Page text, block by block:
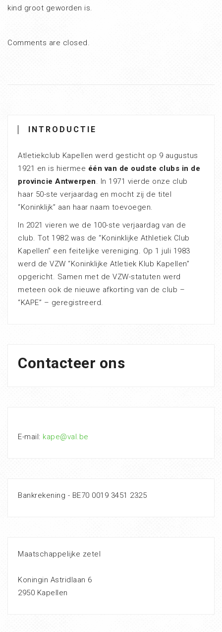
kind groot geworden is.
Comments are closed.
INTRODUCTIE
Atletiekclub Kapellen werd gesticht op 9 augustus
1921 en is hiermee één van de oudste clubs in de
provincie Antwerpen . In 1971 vierde onze club
haar 50-ste verjaardag en mocht zij de titel
“Koninklijk” aan haar naam toevoegen.
In 2021 vieren we de 100-ste verjaardag van de
club. Tot 1982 was de “Koninklijke Athletiek Club
Kapellen” een feitelijke vereniging. Op 1 juli 1983
werd de VZW “Koninklijke Atletiek Klub Kapellen”
opgericht. Samen met de VZW-statuten werd
meteen ook de nieuwe afkorting van de club –
“KAPE” – geregistreerd.
Contacteer ons
E-mail: kape@val.be
Bankrekening - BE70 0019 3451 2325
Maatschappelijke zetel
Koningin Astridlaan 6
2950 Kapellen